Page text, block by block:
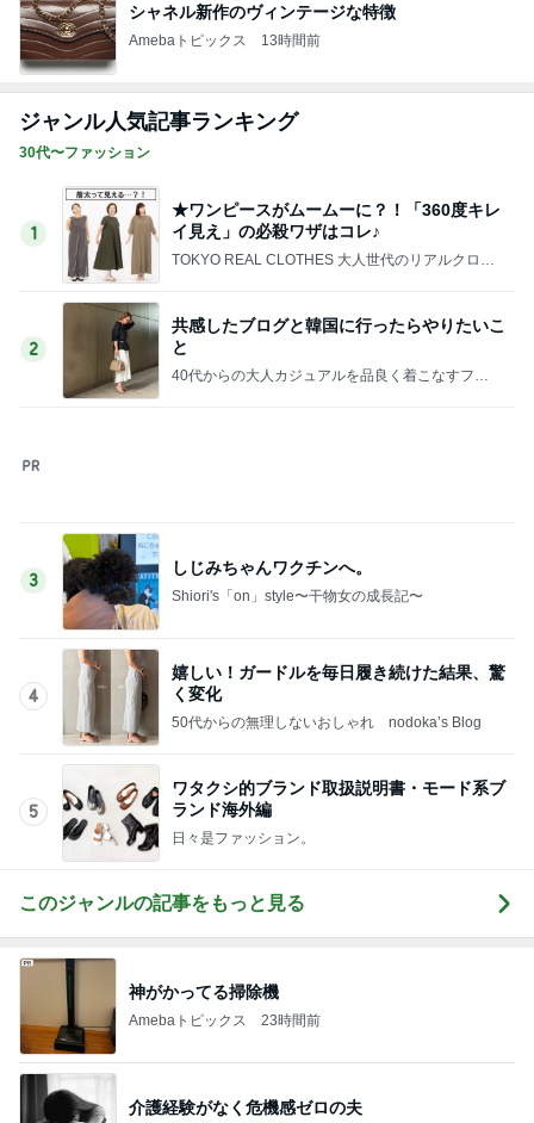
シャネル新作のヴィンテージな特徴
Amebaトピックス 13時間前
ジャンル人気記事ランキング
30代〜ファッション
1
★ワンピースがムームーに？！「360度キレ
イ見え」の必殺ワザはコレ♪
TOKYO REAL CLOTHES 大人世代のリアルクロー
2
共感したブログと韓国に行ったらやりたいこ
と
40代からの大人カジュアルを品良く着こなすファ
3
しじみちゃんワクチンへ。
Shiori's「on」style〜干物女の成長記〜
4
嬉しい！ガードルを毎日履き続けた結果、驚
く変化
50代からの無理しないおしゃれ nodoka’s Blog
5
ワタクシ的ブランド取扱説明書・モード系ブ
ランド海外編
日々是ファッション。
このジャンルの記事をもっと見る
神がかってる掃除機
Amebaトピックス 23時間前
介護経験がなく危機感ゼロの夫